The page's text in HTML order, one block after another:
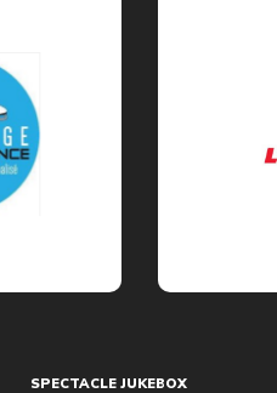
SPECTACLE JUKEBOX